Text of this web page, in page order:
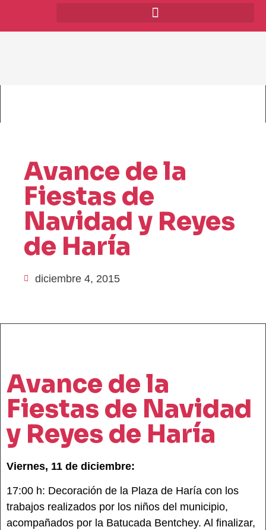
Avance de la
Fiestas de
Navidad y Reyes
de Haría
diciembre 4, 2015
Avance de la
Fiestas de Navidad
y Reyes de Haría
Viernes, 11 de diciembre:
17:00 h: Decoración de la Plaza de Haría con los
trabajos realizados por los niños del municipio,
acompañados por la Batucada Bentchey. Al finalizar,